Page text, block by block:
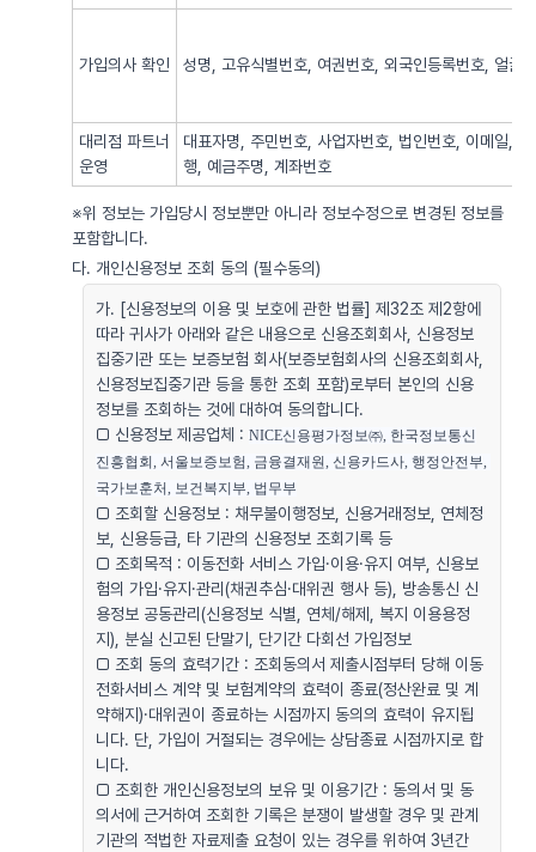
가입의사 확인 성명, 고유식별번호, 여권번호, 외국인등록번호, 얼굴
대리점 파트너
운영
대표자명, 주민번호, 사업자번호, 법인번호, 이메일,
행, 예금주명, 계좌번호
※위 정보는 가입당시 정보뿐만 아니라 정보수정으로 변경된 정보를
포함합니다.
다. 개인신용정보 조회 동의 (필수동의)
가. [신용정보의 이용 및 보호에 관한 법률] 제32조 제2항에
따라 귀사가 아래와 같은 내용으로 신용조회회사, 신용정보
집중기관 또는 보증보험 회사(보증보험회사의 신용조회회사,
신용정보집중기관 등을 통한 조회 포함)로부터 본인의 신용
정보를 조회하는 것에 대하여 동의합니다.
□ 신용정보 제공업체 :NICE신용평가정보㈜, 한국정보통신
진흥협회, 서울보증보험, 금융결재원, 신용카드사, 행정안전부,
국가보훈처, 보건복지부, 법무부
□ 조회할 신용정보 : 채무불이행정보, 신용거래정보, 연체정
보, 신용등급, 타 기관의 신용정보 조회기록 등
□ 조회목적 : 이동전화 서비스 가입·이용·유지 여부, 신용보
험의 가입·유지·관리(채권추심·대위권 행사 등), 방송통신 신
용정보 공동관리(신용정보 식별, 연체/해제, 복지 이용용정
지), 분실 신고된 단말기, 단기간 다회선 가입정보
□ 조회 동의 효력기간 : 조회동의서 제출시점부터 당해 이동
전화서비스 계약 및 보험계약의 효력이 종료(정산완료 및 계
약해지)·대위권이 종료하는 시점까지 동의의 효력이 유지됩
니다. 단, 가입이 거절되는 경우에는 상담종료 시점까지로 합
니다.
□ 조회한 개인신용정보의 보유 및 이용기간 : 동의서 및 동
의서에 근거하여 조회한 기록은 분쟁이 발생할 경우 및 관계
기관의 적법한 자료제출 요청이 있는 경우를 위하여 3년간